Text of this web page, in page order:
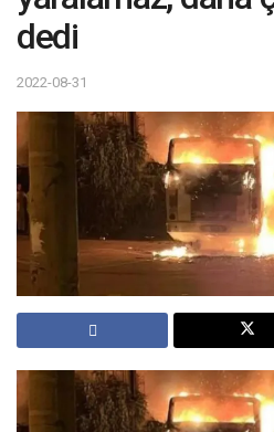
dedi
2022-08-31